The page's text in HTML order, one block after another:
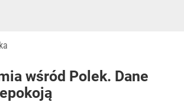
wśród Polek. Dane